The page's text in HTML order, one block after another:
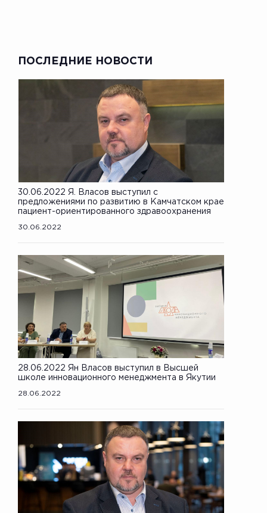
ПОСЛЕДНИЕ НОВОСТИ
30.06.2022 Я. Власов выступил с
предложениями по развитию в Камчатском крае
пациент-ориентированного здравоохранения
30.06.2022
28.06.2022 Ян Власов выступил в Высшей
школе инновационного менеджмента в Якутии
28.06.2022